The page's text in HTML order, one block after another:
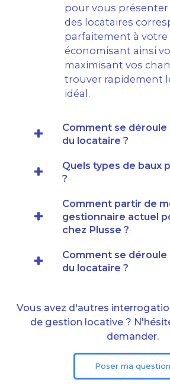
pour vous
des locataires
parfaitement à votre
économisant ainsi
maximisant vos
trouver rapidement
idéal.
Comment se déroule
du locataire ?
Quels types de baux
?
Comment partir de
gestionnaire actuel
chez Plusse ?
Comment se déroule
du locataire ?
Vous avez d'autres
de gestion locative ?
demander.
Poser ma question